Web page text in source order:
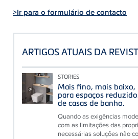
>Ir para o formulário de contacto
ARTIGOS ATUAIS DA
STORIES
Mais fino, mais baixo,
para espaços
de casas de banho.
Quando as exigências
com as limitações das
necessárias soluções não